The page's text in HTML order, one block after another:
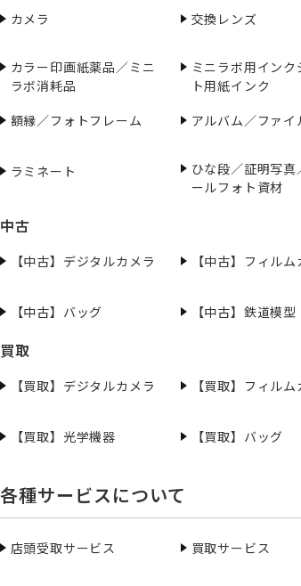
カメラ 交換レンズ
カラー印画紙薬品／ミニ
ラボ消耗品
ミニラボ用インク
ト用紙インク
額縁／フォトフレーム
アルバム／ファイ
ラミネート
ひな段／証明写真
ールフォト資材
中古
【中古】デジタルカメラ 【中古】フィルム
【中古】バッグ
【中古】鉄道模型
買取
【買取】デジタルカメラ 【買取】フィルム
【買取】光学機器 【買取】バッグ
各種サービスについて
店頭受取サービス 買取サービス